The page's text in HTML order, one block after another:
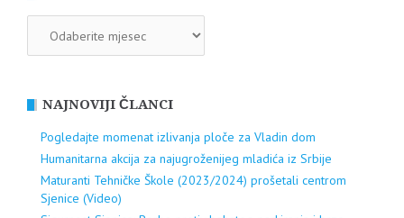
NAJNOVIJI ČLANCI
Pogledajte momenat izlivanja ploče za Vladin dom
Humanitarna akcija za najugroženijeg mladića iz Srbije
Maturanti Tehničke Škole (2023/2024) prošetali centrom
Sjenice (Video)